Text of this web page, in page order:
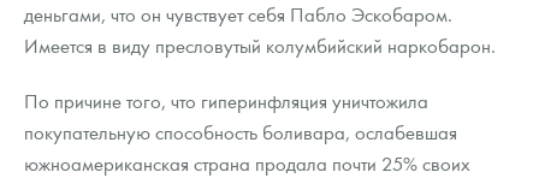
деньгами, что он чувствует себя Пабло Эскобаром.
Имеется в виду пресловутый колумбийский наркобарон.
По причине того, что гиперинфляция уничтожила
покупательную способность боливара, ослабевшая
южноамериканская страна продала почти 25% своих